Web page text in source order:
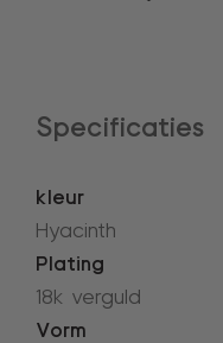
Specificaties
kleur
Hyacinth
Plating
18k verguld
Vorm